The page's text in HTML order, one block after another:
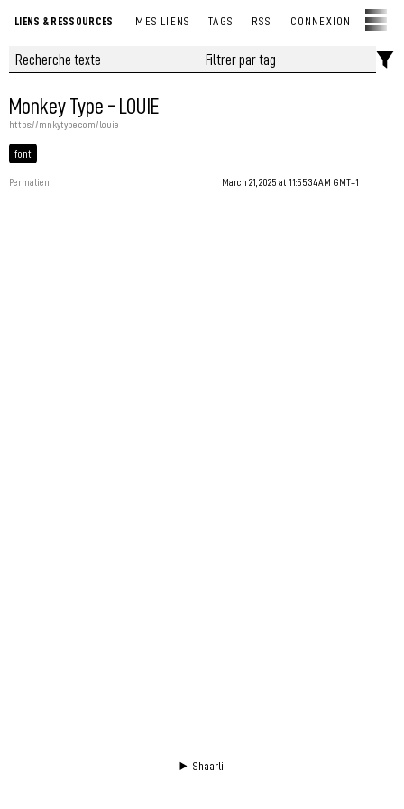
LIENS & RESSOURCES MES LIENS TAGS RSS CONNEXION
Monkey Type - LOUIE
https://mnkytype.com/louie
font
Permalien March 21, 2025 at 11:55:34 AM GMT+1
Shaarli